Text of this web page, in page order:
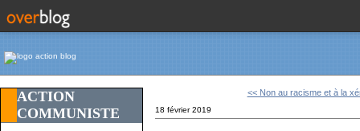
ACTION
COMMUNISTE
<< Non au racisme et à la
18 février 2019